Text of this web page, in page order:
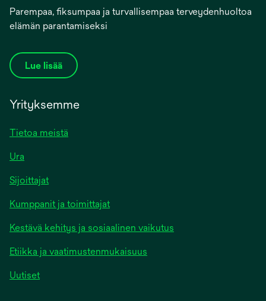
Parempaa, fiksumpaa ja turvallisempaa terveydenhuoltoa
elämän parantamiseksi
Lue lisää
Yrityksemme
Tietoa meistä
Ura
Sijoittajat
Kumppanit ja toimittajat
Kestävä kehitys ja sosiaalinen vaikutus
Etiikka ja vaatimustenmukaisuus
Uutiset